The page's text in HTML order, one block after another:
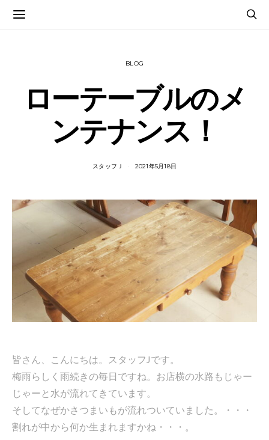
BLOG
ローテーブルのメ
ンテナンス！
スタッフＪ 2021年5月18日
皆さん、こんにちは。スタッフJです。
梅雨らしく雨続きの毎日ですね。お店横の水路もじゃー
じゃーと水が流れてきています。
そしてなぜかさつまいもが流れついていました。・・・
割れが中から何か生まれますかね・・・。